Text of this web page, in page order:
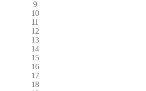
9
10
11
12
13
14
15
16
17
18